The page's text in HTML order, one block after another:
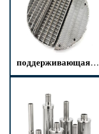
поддерживающая сетка